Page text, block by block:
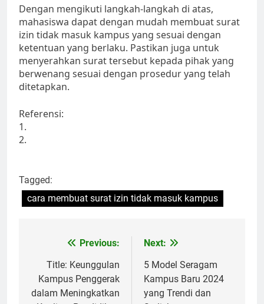
Dengan mengikuti langkah-langkah di atas,
mahasiswa dapat dengan mudah membuat surat
izin tidak masuk kampus yang sesuai dengan
ketentuan yang berlaku. Pastikan juga untuk
menyerahkan surat tersebut kepada pihak yang
berwenang sesuai dengan prosedur yang telah
ditetapkan.
Referensi:
1.
2.
Tagged:
cara membuat surat izin tidak masuk kampus
navigation
Previous:
Title: Keunggulan
Kampus Penggerak
dalam Meningkatkan
Next:
5 Model Seragam
Kampus Baru 2024
yang Trendi dan